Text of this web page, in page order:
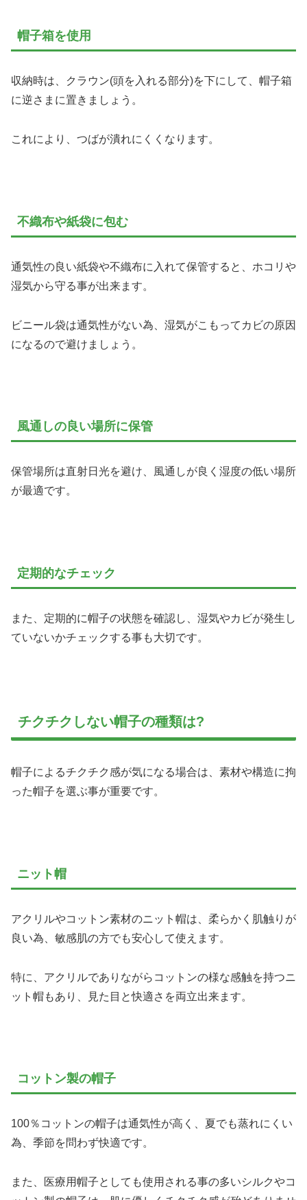
帽子箱を使用
収納時は、クラウン(頭を入れる部分)を下にして、帽子箱
に逆さまに置きましょう。
これにより、つばが潰れにくくなります。
不織布や紙袋に包む
通気性の良い紙袋や不織布に入れて保管すると、ホコリや
湿気から守る事が出来ます。
ビニール袋は通気性がない為、湿気がこもってカビの原因
になるので避けましょう。
風通しの良い場所に保管
保管場所は直射日光を避け、風通しが良く湿度の低い場所
が最適です。
定期的なチェック
また、定期的に帽子の状態を確認し、湿気やカビが発生し
ていないかチェックする事も大切です。
チクチクしない帽子の種類は?
帽子によるチクチク感が気になる場合は、素材や構造に拘
った帽子を選ぶ事が重要です。
ニット帽
アクリルやコットン素材のニット帽は、柔らかく肌触りが
良い為、敏感肌の方でも安心して使えます。
特に、アクリルでありながらコットンの様な感触を持つニ
ット帽もあり、見た目と快適さを両立出来ます。
コットン製の帽子
100％コットンの帽子は通気性が高く、夏でも蒸れにくい
為、季節を問わず快適です。
また、医療用帽子としても使用される事の多いシルクやコ